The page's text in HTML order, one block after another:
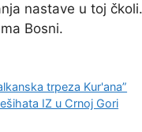
nastave u toj
Bosni.
trpeza Kur'ana”
IZ u Crnoj Gori